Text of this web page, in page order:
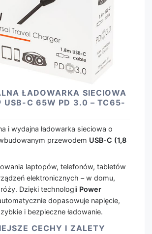
ŁADOWARKA SIECIOWA
USB-C 65W PD 3.0 – TC65-
i wydajna ładowarka sieciowa o
przewodem USB-C (1,8
laptopów, telefonów, tabletów
elektronicznych – w domu,
Dzięki technologii Power
dopasowuje napięcie,
i bezpieczne ładowanie.
CECHY I ZALETY